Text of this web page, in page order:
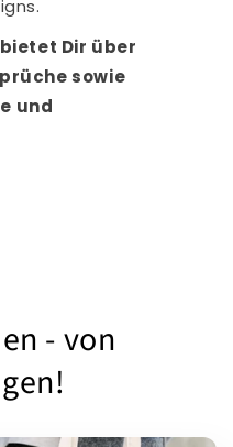
Dir über
sowie
und
- von